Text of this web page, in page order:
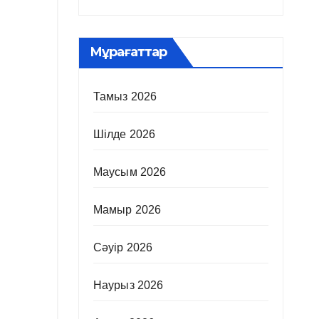
Мұрағаттар
Тамыз 2026
Шілде 2026
Маусым 2026
Мамыр 2026
Сәуір 2026
Наурыз 2026